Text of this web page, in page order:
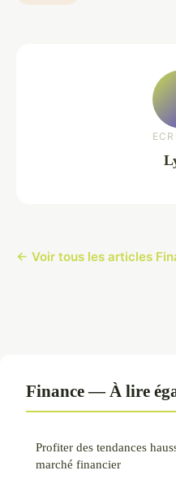
← Voir tous les articles
Finance — À lire
Profiter des tendances
marché financier